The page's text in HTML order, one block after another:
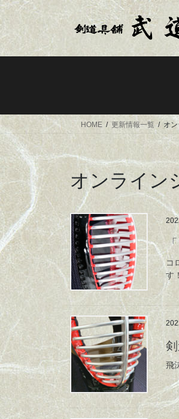
コ
ン
テ
ン
プ
ナ
ビ
ゲ
ー
動
HOME 更新情報一覧 オ
オンライン
コ
す！
飛